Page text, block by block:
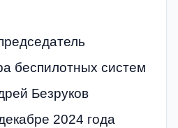
беспилотных систем
Безруков
2024 года